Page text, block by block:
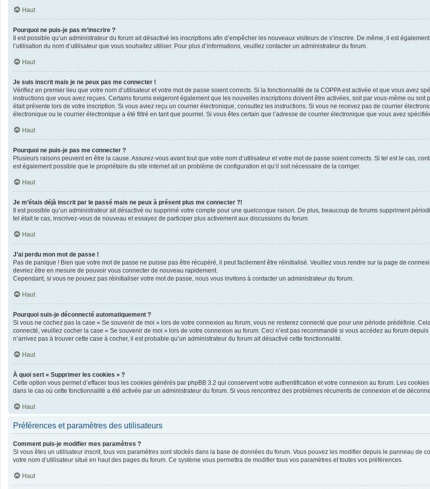
Haut
Pourquoi ne puis-je pas m’inscrire ?
Il est possible qu’un administrateur du forum ait désactivé les inscriptions afin d’empêcher les nouveaux visiteurs de s’inscrire. De même, il est
l’utilisation du nom d’utilisateur que vous souhaitez utiliser. Pour plus d’informations, veuillez contacter un administrateur du forum.
Haut
Je suis inscrit mais je ne peux pas me connecter !
Vérifiez en premier lieu que votre nom d’utilisateur et votre mot de passe soient corrects. Si la fonctionnalité de la COPPA est activée et que vous avez
instructions que vous avez reçues. Certains forums exigeront également que les nouvelles inscriptions doivent être activées, soit par vous-même ou
était présente lors de votre inscription. Si vous aviez reçu un courrier électronique, consultez les instructions. Si vous ne recevez pas de courrier
électronique ou le courrier électronique a été filtré en tant que pourriel. Si vous êtes certain que l’adresse de courrier électronique que vous avez
Haut
Pourquoi ne puis-je pas me connecter ?
Plusieurs raisons peuvent en être la cause. Assurez-vous avant tout que votre nom d’utilisateur et votre mot de passe soient corrects. Si tel est le cas,
est également possible que le propriétaire du site internet ait un problème de configuration et qu’il soit nécessaire de la corriger.
Haut
Je m’étais déjà inscrit par le passé mais ne peux à présent plus me connecter ?!
Il est possible qu’un administrateur ait désactivé ou supprimé votre compte pour une quelconque raison. De plus, beaucoup de forums suppriment
tel était le cas, inscrivez-vous de nouveau et essayez de participer plus activement aux discussions du forum.
Haut
J’ai perdu mon mot de passe !
Pas de panique ! Bien que votre mot de passe ne puisse pas être récupéré, il peut facilement être réinitialisé. Veuillez vous rendre sur la page de
devriez être en mesure de pouvoir vous connecter de nouveau rapidement.
Cependant, si vous ne pouvez pas réinitialiser votre mot de passe, nous vous invitons à contacter un administrateur du forum.
Haut
Pourquoi suis-je déconnecté automatiquement ?
Si vous ne cochez pas la case « Se souvenir de moi » lors de votre connexion au forum, vous ne resterez connecté que pour une période prédéfinie.
connecté, veuillez cocher la case « Se souvenir de moi » lors de votre connexion au forum. Ceci n’est pas recommandé si vous accédez au forum
n’arrivez pas à trouver cette case à cocher, il est probable qu’un administrateur du forum ait désactivé cette fonctionnalité.
Haut
À quoi sert « Supprimer les cookies » ?
Cette option vous permet d’effacer tous les cookies générés par phpBB 3.2 qui conservent votre authentification et votre connexion au forum. Les
dans le cas où cette fonctionnalité a été activée par un administrateur du forum. Si vous rencontrez des problèmes récurrents de connexion et de
Haut
Préférences et paramètres des utilisateurs
Comment puis-je modifier mes paramètres ?
Si vous êtes un utilisateur inscrit, tous vos paramètres sont stockés dans la base de données du forum. Vous pouvez les modifier depuis le panneau de
votre nom d’utilisateur situé en haut des pages du forum. Ce système vous permettra de modifier tous vos paramètres et toutes vos préférences.
Haut